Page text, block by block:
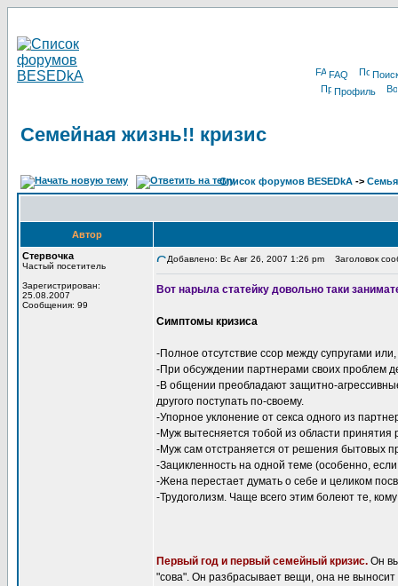
FAQ
Профиль
Семейная жизнь!! кризис
Список форумов BESEDkA ->
Автор
Стервочка
Частый посетитель
Зарегистрирован:
25.08.2007
Сообщения: 99
Добавлено: Вс Авг 26, 2007 1:26 pm Заголовок
Вот нарыла статейку довольно таки
Симптомы кризиса
-Полное отсутствие ссор между супругами
-При обсуждении партнерами своих проблем
-В общении преобладают защитно-
другого поступать по-своему.
-Упорное уклонение от секса одного из
-Муж вытесняется тобой из области принятия
-Муж сам отстраняется от решения бытовых
-Зацикленность на одной теме (особенно,
-Жена перестает думать о себе и целиком
-Трудоголизм. Чаще всего этим болеют те,
Первый год и первый семейный кризис. Он
"сова". Он разбрасывает вещи, она не